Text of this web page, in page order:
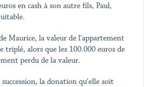
en cash à son autre fils, Paul,
Maurice, la valeur de l'appartement
triplé, alors que les 100.000 euros de
perdu de la valeur.
la donation qu'elle soit